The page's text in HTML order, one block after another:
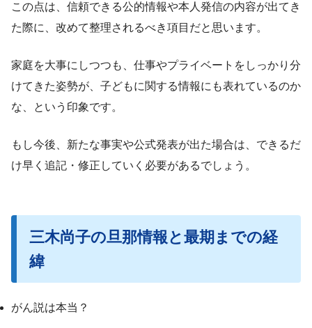
この点は、信頼できる公的情報や本人発信の内容が出てき
た際に、改めて整理されるべき項目だと思います。
家庭を大事にしつつも、仕事やプライベートをしっかり分
けてきた姿勢が、子どもに関する情報にも表れているのか
な、という印象です。
もし今後、新たな事実や公式発表が出た場合は、できるだ
け早く追記・修正していく必要があるでしょう。
三木尚子の旦那情報と最期までの経
緯
がん説は本当？